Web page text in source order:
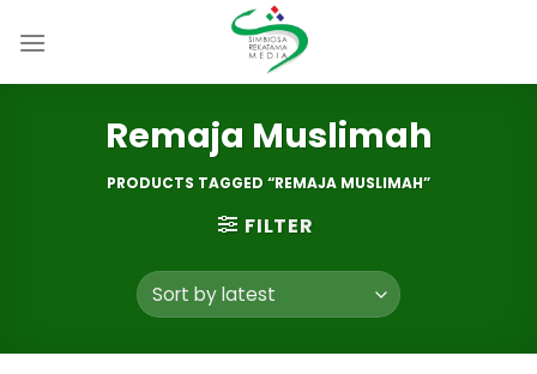
Remaja Muslimah
PRODUCTS TAGGED “REMAJA MUSLIMAH”
FILTER